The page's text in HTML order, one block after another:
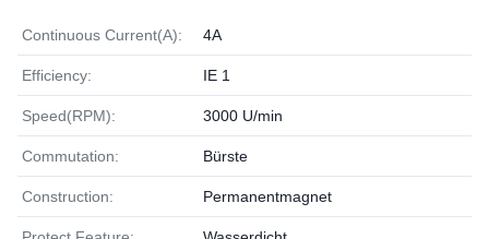
Continuous Current(A): 4A
Efficiency: IE 1
Speed(RPM): 3000 U/min
Commutation: Bürste
Construction: Permanentmagnet